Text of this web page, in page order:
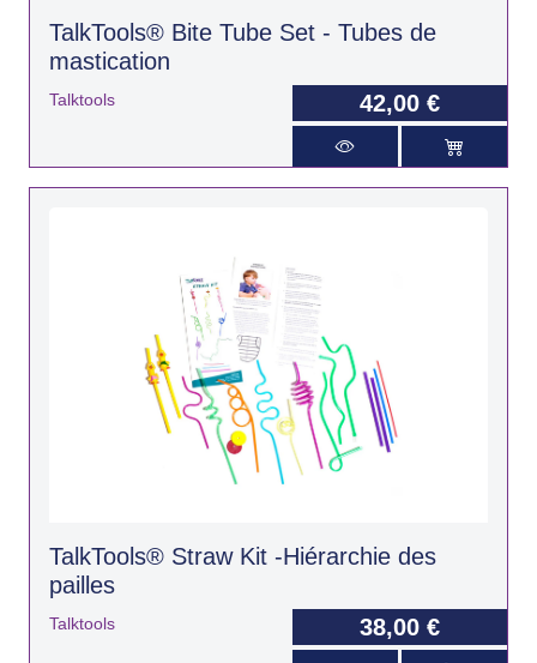
TalkTools® Bite Tube Set - Tubes de
mastication
Talktools 42,00 €
TalkTools® Straw Kit -Hiérarchie des
pailles
Talktools 38,00 €